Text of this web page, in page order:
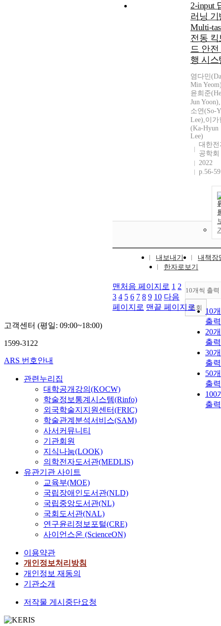
2-input
러닝 기
Multi-
전동 킥
드 안전
행 시스
염다민
Min
윤희준
Jun
소연(So-
Lee),이가
(Ka-Hyun
Lee)
대한전
공학회
2022
p.56-59
내보내기
내책장
한자로보기
10개씩 출력
10
출력
20
출력
30
출력
50
출력
100
출력
조회
맨처음 페이지로 1 2
3 4 5 6 7 8 9 10 다음
페이지로 맨끝 페이지로
고객센터 (평일: 09:00~18:00)
1599-3122
ARS 번호안내
관련누리집
대학공개강의(KOCW)
학술정보통계시스템(Rinfo)
외국학술지지원센터(FRIC)
학술관계분석서비스(SAM)
사서커뮤니티
기관회원
지식나눔(LOOK)
의학전자도서관(MEDLIS)
유관기관 사이트
교육부(MOE)
국립장애인도서관(NLD)
국립중앙도서관(NL)
국회도서관(NAL)
연구윤리정보포털(CRE)
사이언스온 (ScienceON)
이용약관
개인정보처리방침
개인정보 재동의
기관소개
저작물 게시중단요청